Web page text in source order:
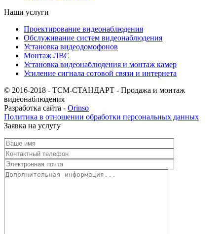
Наши услуги
Проектирование видеонаблюдения
Обслуживание систем видеонаблюдения
Установка видеодомофонов
Монтаж ЛВС
Установка видеонаблюдения и монтаж камер
Усиление сигнала сотовой связи и интернета
© 2016-2018 - ТСМ-СТАНДАРТ - Продажа и монтаж
видеонаблюдения
Разработка сайта - Orinso
Политика в отношении обработки персональных данных
Заявка на услугу